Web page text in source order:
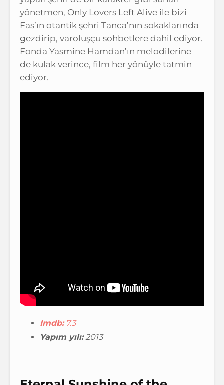
yönetmen, Only Lovers Left Alive ile bizi
Fas’ın otantik şehri Tanca’nın sokaklarında
gezdirip, varoluşçu sohbetlere dahil ediyor.
Fonda Yasmine Hamdan’ın melodilerine
de kulak verince, film her yönüyle tatmin
ediyor.
Imdb:7.3
Yapım yılı:2013